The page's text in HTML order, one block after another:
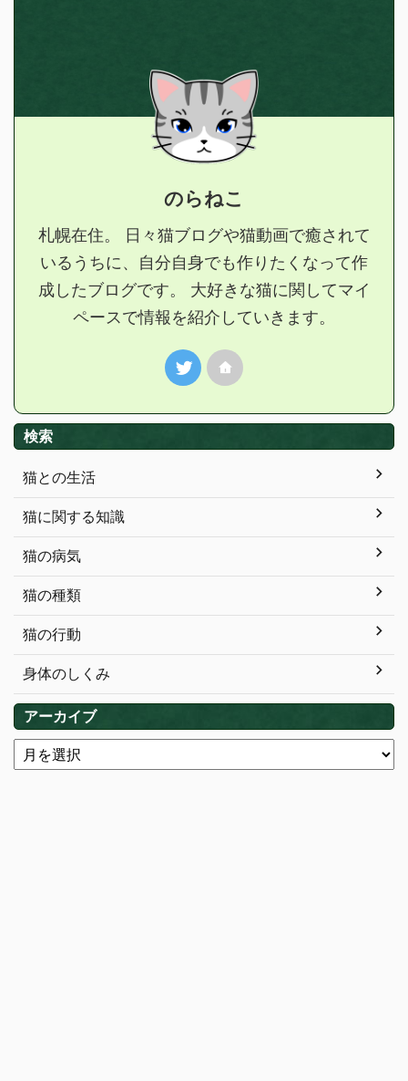
のらねこ
札幌在住。 日々猫ブログや猫動画で癒されて
いるうちに、自分自身でも作りたくなって作
成したブログです。 大好きな猫に関してマイ
ペースで情報を紹介していきます。
検索
猫との生活
猫に関する知識
猫の病気
猫の種類
猫の行動
身体のしくみ
アーカイブ